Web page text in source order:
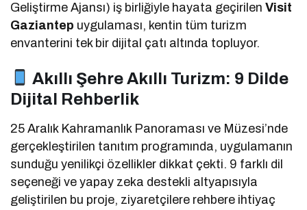
Geliştirme Ajansı) iş birliğiyle hayata geçirilenVisit
Gaziantep uygulaması, kentin tüm turizm
envanterini tek bir dijital çatı altında topluyor.
Akıllı Şehre Akıllı Turizm: 9 Dilde
Dijital Rehberlik
25 Aralık Kahramanlık Panoraması ve Müzesi’nde
gerçekleştirilen tanıtım programında, uygulamanın
sunduğu yenilikçi özellikler dikkat çekti. 9 farklı dil
seçeneği ve yapay zeka destekli altyapısıyla
geliştirilen bu proje, ziyaretçilere rehbere ihtiyaç